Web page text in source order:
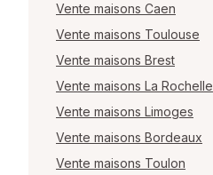
Vente maisons Caen
Vente maisons Toulouse
Vente maisons Brest
Vente maisons La Rochelle
Vente maisons Limoges
Vente maisons Bordeaux
Vente maisons Toulon